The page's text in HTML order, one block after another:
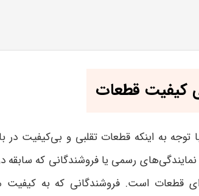
کیفیت قطعات
به اینکه قطعات تقلبی و بی‌کیفیت در
رسمی یا فروشندگانی که سابقه
قطعات است. فروشندگانی که به کیفیت